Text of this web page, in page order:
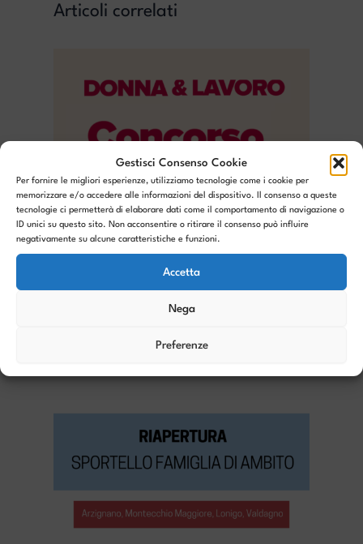
Gestisci Consenso Cookie
Per fornire le migliori esperienze, utilizziamo tecnologie come i cookie per
memorizzare e/o accedere alle informazioni del dispositivo. Il consenso a queste
tecnologie ci permetterà di elaborare dati come il comportamento di navigazione o
ID unici su questo sito. Non acconsentire o ritirare il consenso può influire
negativamente su alcune caratteristiche e funzioni.
Accetta
Nega
Preferenze
Articoli correlati
DONNA & LAVORO